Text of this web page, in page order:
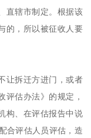
直辖市制定。根据该
的，所以被征收人要
让拆迁方进门，或者
评估办法》的规定，
构、在评估报告中说
合评估人员评估，造